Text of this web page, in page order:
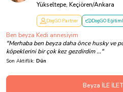
Yükseltepe, Keçiören/Ankara
DogGO Partner DogGO
Ben beyza Kedi annesiyim
"Merhaba ben beyza daha önce husky ve
köpeklerini bir çok kez gezdirdim ..."
Son Aktiflik: Dün
Beyza İLE